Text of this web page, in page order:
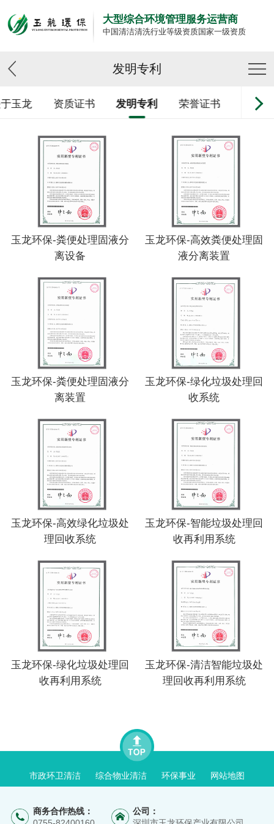
大型综合环境管理服务运营商
中国清洁清洗行业等级资质国家一级资质
发明专利
玉龙 资质证书 发明专利 荣誉证书 设备
玉龙环保-粪便处理固液分
离设备
玉龙环保-高效粪便处理固
液分离装置
玉龙环保-粪便处理固液分
离装置
玉龙环保-绿化垃圾处理回
收系统
玉龙环保-高效绿化垃圾处
理回收系统
玉龙环保-智能垃圾处理回
收再利用系统
玉龙环保-绿化垃圾处理回
收再利用系统
玉龙环保-清洁智能垃圾处
理回收再利用系统
市政环卫清洁 综合物业清洁 环保事业 网站地图
商务合作热线：
公司：